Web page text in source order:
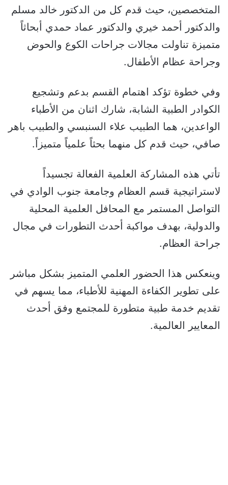
المتخصصين، حيث قدم كل من الدكتور خالد مسلم
والدكتور أحمد خيري والدكتور عماد حمدي أبحاثاً
متميزة تناولت مجالات جراحات الكوع والحوض
وجراحة عظام الأطفال.
وفي خطوة تؤكد اهتمام القسم بدعم وتشجيع
الكوادر الطبية الشابة، شارك اثنان من الأطباء
الواعدين، هما الطبيب علاء السنبسي والطبيب باهر
صافي، حيث قدم كل منهما بحثاً علمياً متميزاً.
تأتي هذه المشاركة العلمية الفعالة تجسيداً
لاستراتيجية قسم العظام وجامعة جنوب الوادي في
التواصل المستمر مع المحافل العلمية المحلية
والدولية، بهدف مواكبة أحدث التطورات في مجال
جراحة العظام.
وينعكس هذا الحضور العلمي المتميز بشكل مباشر
على تطوير الكفاءة المهنية للأطباء، مما يسهم في
تقديم خدمة طبية متطورة للمجتمع وفق أحدث
المعايير العالمية.